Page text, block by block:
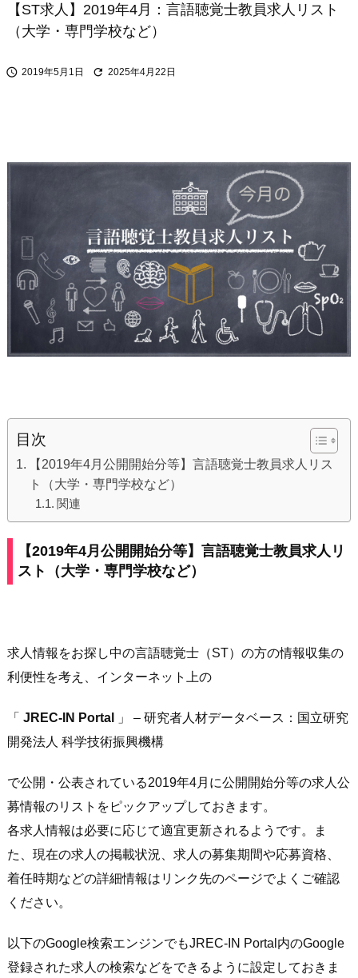
【ST求人】2019年4月：言語聴覚士教員求人リスト
（大学・専門学校など）
 2019年5月1日  2025年4月22日
目次
【2019年4月公開開始分等】言語聴覚士教員求人リス
ト（大学・専門学校など）
関連
【2019年4月公開開始分等】 言語聴覚士教員求人 リ
スト（大学・専門学校など）
求人情報をお探し中の言語聴覚士（ST）の方の情報収集の
利便性を考え、インターネット上の
「 JREC-IN Portal
」 – 研究者人材データベース：国立研究
開発法人 科学技術振興機構
で公開・公表されている2019年4月に公開開始分等の求人公
募情報のリストをピックアップしておきます。
各求人情報は必要に応じて適宜更新されるようです。ま
た、現在の求人の掲載状況、求人の募集期間や応募資格、
着任時期などの詳細情報はリンク先のページでよくご確認
ください。
以下のGoogle検索エンジンでもJREC-IN Portal内のGoogle
登録された求人の検索などをできるように設定しておきま